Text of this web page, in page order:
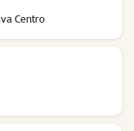
Centro